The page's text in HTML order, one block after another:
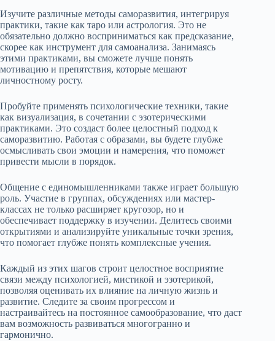
Изучите различные методы саморазвития, интегрируя
практики, такие как таро или астрология. Это не
обязательно должно восприниматься как предсказание,
скорее как инструмент для самоанализа. Занимаясь
этими практиками, вы сможете лучше понять
мотивацию и препятствия, которые мешают
личностному росту.
Пробуйте применять психологические техники, такие
как визуализация, в сочетании с эзотерическими
практиками. Это создаст более целостный подход к
саморазвитию. Работая с образами, вы будете глубже
осмысливать свои эмоции и намерения, что поможет
привести мысли в порядок.
Общение с единомышленниками также играет большую
роль. Участие в группах, обсуждениях или мастер-
классах не только расширяет кругозор, но и
обеспечивает поддержку в изучении. Делитесь своими
открытиями и анализируйте уникальные точки зрения,
что помогает глубже понять комплексные учения.
Каждый из этих шагов строит целостное восприятие
связи между психологией, мистикой и эзотерикой,
позволяя оценивать их влияние на личную жизнь и
развитие. Следите за своим прогрессом и
настраивайтесь на постоянное самообразование, что даст
вам возможность развиваться многогранно и
гармонично.